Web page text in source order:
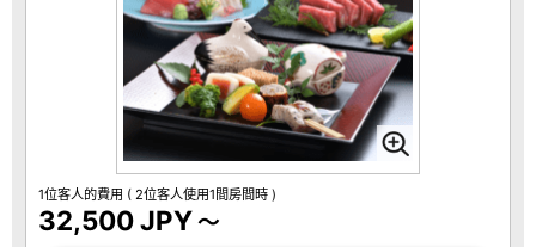
1位客人的費用 ( 2位客人使用1間房間時 )
32,500 JPY～